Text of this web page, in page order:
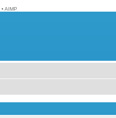
• AIMP